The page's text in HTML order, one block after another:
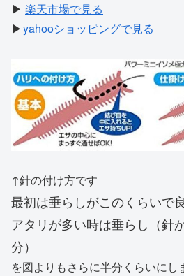
▶ 楽天市場で見る
▶yahooショッピングで見る
↑針の付け方です
最初は垂らしがこのくらいで
アタリが多い時は垂らし（針
分）
を図よりもさらに半分くらいにし